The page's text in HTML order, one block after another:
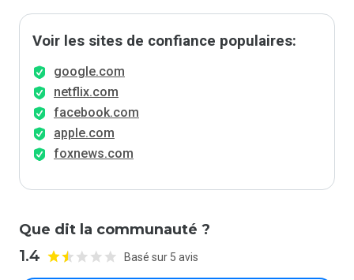
Voir les sites de confiance populaires:
google.com
netflix.com
facebook.com
apple.com
foxnews.com
Que dit la communauté ?
1.4 Basé sur 5 avis